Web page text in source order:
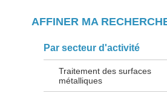
AFFINER MA
Par secteur d'activité
Traitement des surfaces
métalliques